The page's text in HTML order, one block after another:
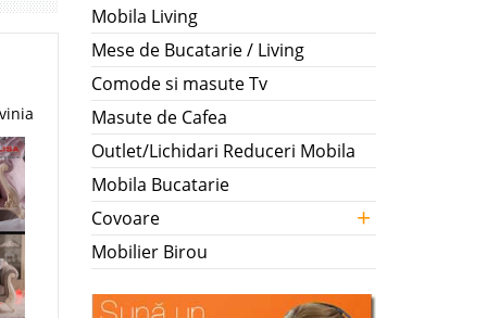
Mobila Living
Mese de Bucatarie / Living
Comode si masute Tv
Masute de Cafea
Outlet/Lichidari Reduceri Mobila
Mobila Bucatarie
Covoare
+
Mobilier Birou